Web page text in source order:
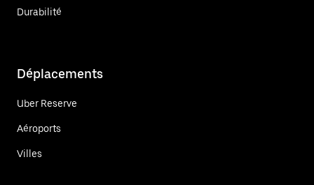
Durabilité
Déplacements
Uber Reserve
Aéroports
Villes